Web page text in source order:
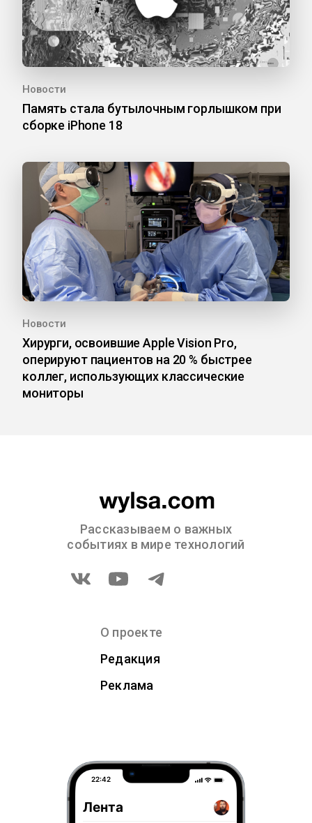
Новости
Память стала бутылочным горлышком при
сборке iPhone 18
Новости
Хирурги, освоившие Apple Vision Pro,
оперируют пациентов на 20 % быстрее
коллег, использующих классические
мониторы
Рассказываем о важных
событиях в мире технологий
О проекте
Редакция
Реклама
22:42
Лента